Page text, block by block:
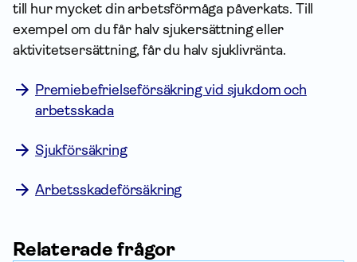
till hur mycket din arbetsförmåga påverkats. Till
exempel om du får halv sjukersättning eller
aktivitetsersättning, får du halv sjuklivränta.
Premiebefrielseförsäkring vid sjukdom och
arbetsskada
Sjukförsäkring
Arbetsskadeförsäkring
Relaterade frågor